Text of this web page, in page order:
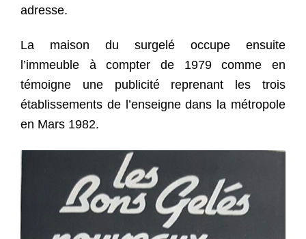
adresse.
La maison du surgelé occupe ensuite
l’immeuble à compter de 1979 comme en
témoigne une publicité reprenant les trois
établissements de l’enseigne dans la métropole
en Mars 1982.